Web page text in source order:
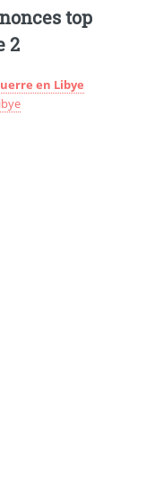
top
2
en Libye